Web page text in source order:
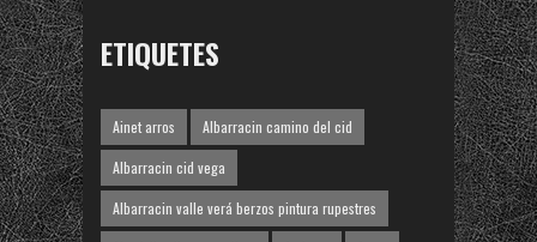
ETIQUETES
Ainet arros
Albarracin camino del cid
Albarracin cid vega
Albarracin valle verá berzos pintura rupestres